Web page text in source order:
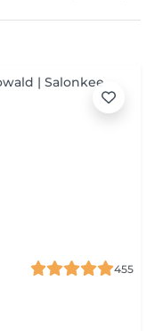
455